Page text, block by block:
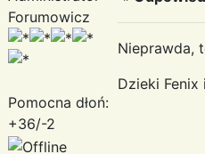
Forumowicz
Pomocna dłoń:
+36/-2
Nieprawda,
Dzieki